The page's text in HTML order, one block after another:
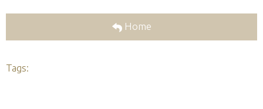
Home
Tags: